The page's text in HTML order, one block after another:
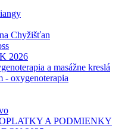
Chyžišťan
2026
a masážne kreslá
- oxygenoterapia
A PODMIENKY